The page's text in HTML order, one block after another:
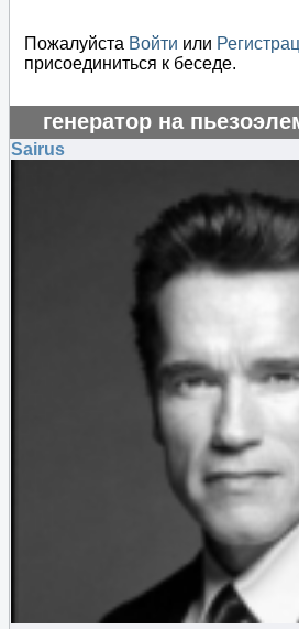
Пожалуйста Войти или
присоединиться к беседе.
генератор на
Sairus